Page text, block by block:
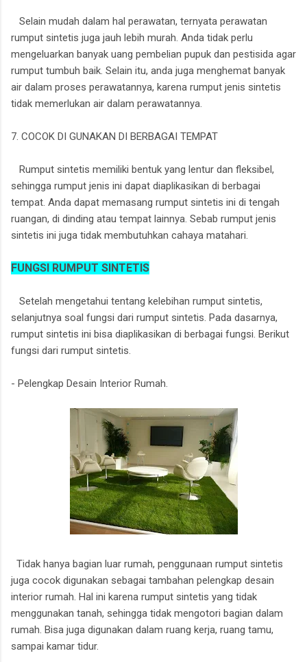
Selain mudah dalam hal perawatan, ternyata perawatan
rumput sintetis juga jauh lebih murah. Anda tidak perlu
mengeluarkan banyak uang pembelian pupuk dan pestisida agar
rumput tumbuh baik. Selain itu, anda juga menghemat banyak
air dalam proses perawatannya, karena rumput jenis sintetis
tidak memerlukan air dalam perawatannya.
7. COCOK DI GUNAKAN DI BERBAGAI TEMPAT
Rumput sintetis memiliki bentuk yang lentur dan fleksibel,
sehingga rumput jenis ini dapat diaplikasikan di berbagai
tempat. Anda dapat memasang rumput sintetis ini di tengah
ruangan, di dinding atau tempat lainnya. Sebab rumput jenis
sintetis ini juga tidak membutuhkan cahaya matahari.
FUNGSI RUMPUT SINTETIS
Setelah mengetahui tentang kelebihan rumput sintetis,
selanjutnya soal fungsi dari rumput sintetis. Pada dasarnya,
rumput sintetis ini bisa diaplikasikan di berbagai fungsi. Berikut
fungsi dari rumput sintetis.
- Pelengkap Desain Interior Rumah.
Tidak hanya bagian luar rumah, penggunaan rumput sintetis
juga cocok digunakan sebagai tambahan pelengkap desain
interior rumah. Hal ini karena rumput sintetis yang tidak
menggunakan tanah, sehingga tidak mengotori bagian dalam
rumah. Bisa juga digunakan dalam ruang kerja, ruang tamu,
sampai kamar tidur.